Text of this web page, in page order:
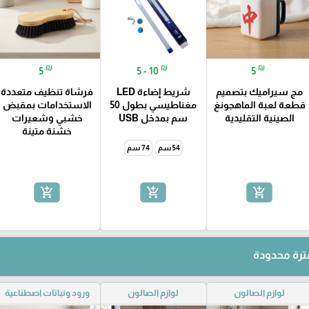
5 ₪
مج سيراميك بتصميم
قطعة لعبة الماهجونغ
الصينية التقليدية
add_shopping_cart
5 - 10 ₪
شريط إضاءة LED
مغناطيسي بطول 50
سم بمدخل USB
54 سم 74 سم
add_shopping_cart
5 ₪
فرشاة تنظيف متعددة
الاستخدامات بمقبض
خشبي وشعيرات
خشنة متينة
add_shopping_cart
محدودة
لوازم الصالون لوازم الصالون ورود ونباتات اصطناعية